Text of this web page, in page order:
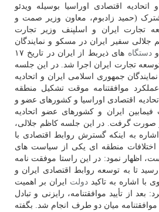
اتحادیه اقتصادی اوراسیا بوسیله ویدئو
(حمید زادبوم، معاون وزیر صمت و
تجارت ایران و اسلپنف وزیر تجارت
جلالی سفیر ایران در مسکو و نمایندگان
ودستگاه
های ذیربط از ایران در تاریخ ۱۷
سازمان توسعه تجارت ایران اجرا شد. در این جلسه
جمهوری اسلامی ایران و اتحادیه
عملکرد موافقتنامه موقت تشکیل منطقه
اقتصادی اوراسیا و کشورهای عضو و
فیمابین ایران و کشورهای عضو اتحادیه
صورت گرفت. در این جلسه کاظم جلالی،
به اینکه گسترش روابط اقتصادی با
منطقه ای یکی از سیاست های
اظهار نمود: در این راستا موفقت نامه
رسید تا به توسعه روابط اقتصادی ایران و
با اشاره به تاکید دولت ایران بر اهمیت
بعد از تأیید موافقتنامه، رایزنی و تبادل
موافقتنامه میان دو طرف انجام شد. بگفته